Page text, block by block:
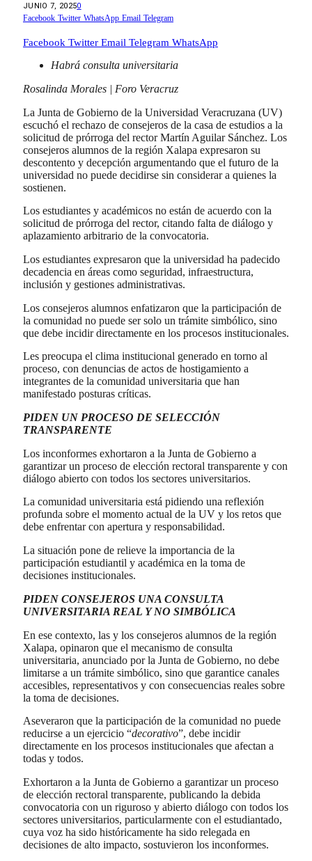
JUNIO 7, 20250
Facebook Twitter WhatsApp Email Telegram
Facebook Twitter Email Telegram WhatsApp
Habrá consulta universitaria
Rosalinda Morales | Foro Veracruz
La Junta de Gobierno de la Universidad Veracruzana (UV)
escuchó el rechazo de consejeros de la casa de estudios a la
solicitud de prórroga del rector Martín Aguilar Sánchez. Los
consejeros alumnos de la región Xalapa expresaron su
descontento y decepción argumentando que el futuro de la
universidad no puede decidirse sin considerar a quienes la
sostienen.
Los estudiantes y académicos no están de acuerdo con la
solicitud de prórroga del rector, citando falta de diálogo y
aplazamiento arbitrario de la convocatoria.
Los estudiantes expresaron que la universidad ha padecido
decadencia en áreas como seguridad, infraestructura,
inclusión y gestiones administrativas.
Los consejeros alumnos enfatizaron que la participación de
la comunidad no puede ser solo un trámite simbólico, sino
que debe incidir directamente en los procesos institucionales.
Les preocupa el clima institucional generado en torno al
proceso, con denuncias de actos de hostigamiento a
integrantes de la comunidad universitaria que han
manifestado posturas críticas.
PIDEN UN PROCESO DE SELECCIÓN
TRANSPARENTE
Los inconformes exhortaron a la Junta de Gobierno a
garantizar un proceso de elección rectoral transparente y con
diálogo abierto con todos los sectores universitarios.
La comunidad universitaria está pidiendo una reflexión
profunda sobre el momento actual de la UV y los retos que
debe enfrentar con apertura y responsabilidad.
La situación pone de relieve la importancia de la
participación estudiantil y académica en la toma de
decisiones institucionales.
PIDEN CONSEJEROS UNA CONSULTA
UNIVERSITARIA REAL Y NO SIMBÓLICA
En ese contexto, las y los consejeros alumnos de la región
Xalapa, opinaron que el mecanismo de consulta
universitaria, anunciado por la Junta de Gobierno, no debe
limitarse a un trámite simbólico, sino que garantice canales
accesibles, representativos y con consecuencias reales sobre
la toma de decisiones.
Aseveraron que la participación de la comunidad no puede
reducirse a un ejercicio “decorativo”, debe incidir
directamente en los procesos institucionales que afectan a
todas y todos.
Exhortaron a la Junta de Gobierno a garantizar un proceso
de elección rectoral transparente, publicando la debida
convocatoria con un riguroso y abierto diálogo con todos los
sectores universitarios, particularmente con el estudiantado,
cuya voz ha sido históricamente ha sido relegada en
decisiones de alto impacto, sostuvieron los inconformes.